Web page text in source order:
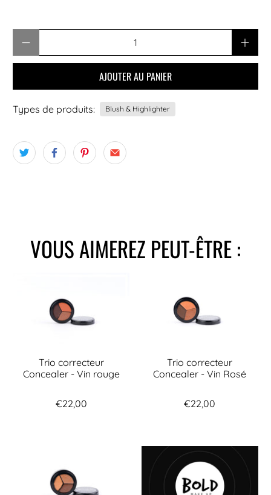
AJOUTER AU PANIER
Types de produits: Blush & Highlighter
VOUS AIMEREZ PEUT-ÊTRE :
Trio correcteur
Concealer - Vin rouge
€22,00
Trio correcteur
Concealer - Vin Rosé
€22,00